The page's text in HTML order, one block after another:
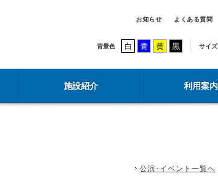
お知らせ よくある質問
背景色 白 青 黄 黒 サイズ
施設紹介 利用案内
公演･イベント一覧へ